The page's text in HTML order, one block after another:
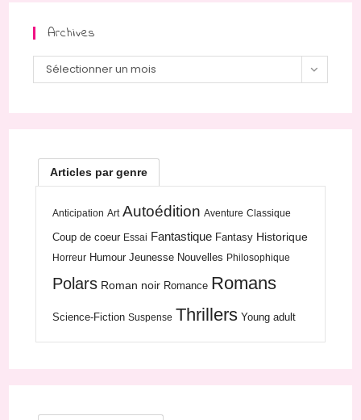
Archives
Archives
Sélectionner un mois
Articles par genre
Anticipation Art Autoédition Aventure Classique
Coup de coeur Essai Fantastique Fantasy Historique
Horreur Humour Jeunesse Nouvelles Philosophique
Polars Roman noir Romance Romans
Science-Fiction Suspense Thrillers Young adult